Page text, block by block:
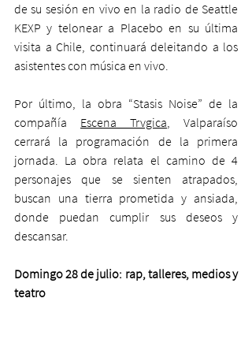
de su sesión en vivo en la radio de Seattle
KEXP y telonear a Placebo en su última
visita a Chile, continuará deleitando a los
asistentes con música en vivo.
Por último, la obra “Stasis Noise” de la
compañía Escena Trvgica, Valparaíso
cerrará la programación de la primera
jornada. La obra relata el camino de 4
personajes que se sienten atrapados,
buscan una tierra prometida y ansiada,
donde puedan cumplir sus deseos y
descansar.
Domingo 28 de julio: rap, talleres, medios y
teatro